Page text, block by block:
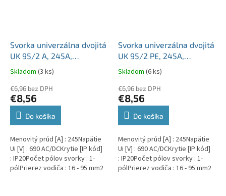
Svorka univerzálna dvojitá
UK 95/2 A, 245A,
2x95mm2 1pól., AL/CU,
krytá, sivá, na DIN a
Montážnu dosku
Skladom (3 ks)
€6,96 bez DPH
€8,56
Do košíka
Menovitý prúd [A] : 245Napätie
Ui [V] : 690 AC/DCKrytie [IP kód]
: IP20Počet pólov svorky : 1-
pólPrierez vodiča : 16 - 95 mm2
Svorka univerzálna dvojitá
UK 95/2 PE, 245A,
2x95mm2 1pól., AL/CU,
krytá, zeleno-žltá, na DIN
a Montážnu dosku
Skladom (6 ks)
€6,96 bez DPH
€8,56
Do košíka
Menovitý prúd [A] : 245Napätie
Ui [V] : 690 AC/DCKrytie [IP kód]
: IP20Počet pólov svorky : 1-
pólPrierez vodiča : 16 - 95 mm2